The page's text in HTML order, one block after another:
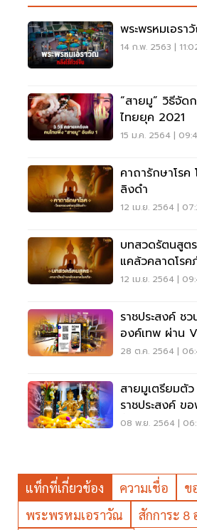
พระพรหมเอรา
14 ก.พ. 2563 |
“สายมู” วิธีจัด
ไทยยุค 2021
15 ม.ค. 2564 |
คาถารักษาโร
ลิงดำ
12 เม.ย. 2564 |
บทสวดรัตนสูต
แคล้วคลาดโร
12 เม.ย. 2564 |
ราชประสงค์ ช
องค์เทพ ผ่าน
ของโลก
28 ต.ค. 2564 |
สายมูเตรียมตั
ราชประสงค์ ข
นี้ 6 โมงเช้า
08 พ.ย. 2564 |
แท็กที่เกี่ยวข้อง ความเชื่อ
ข
พระพรหมเอราวัณ
สักการะ 8